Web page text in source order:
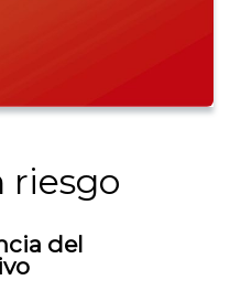
riesgo
del